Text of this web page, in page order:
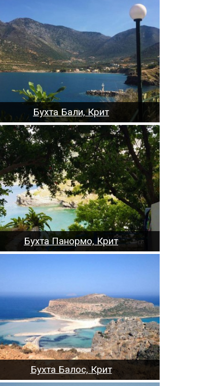
Бухта Бали, Крит
Бухта Панормо, Крит
Бухта Балос, Крит